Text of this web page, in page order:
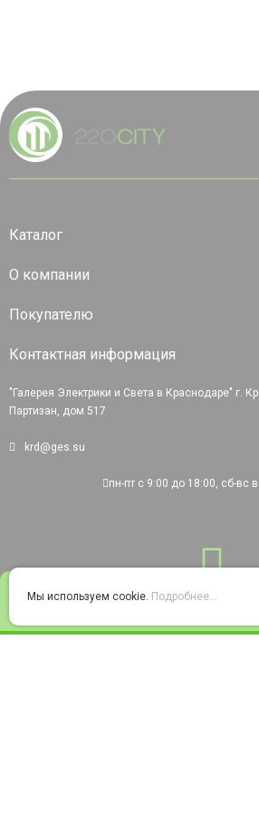
Войти
Каталог
О компании
Покупателю
Контактная информация
"Галерея Электрики и Света в Краснодаре" г.
Партизан, дом 517
krd@ges.su
пн-пт с 9:00 до 18:00, сб-вс
Мы используем cookie. Подробнее...